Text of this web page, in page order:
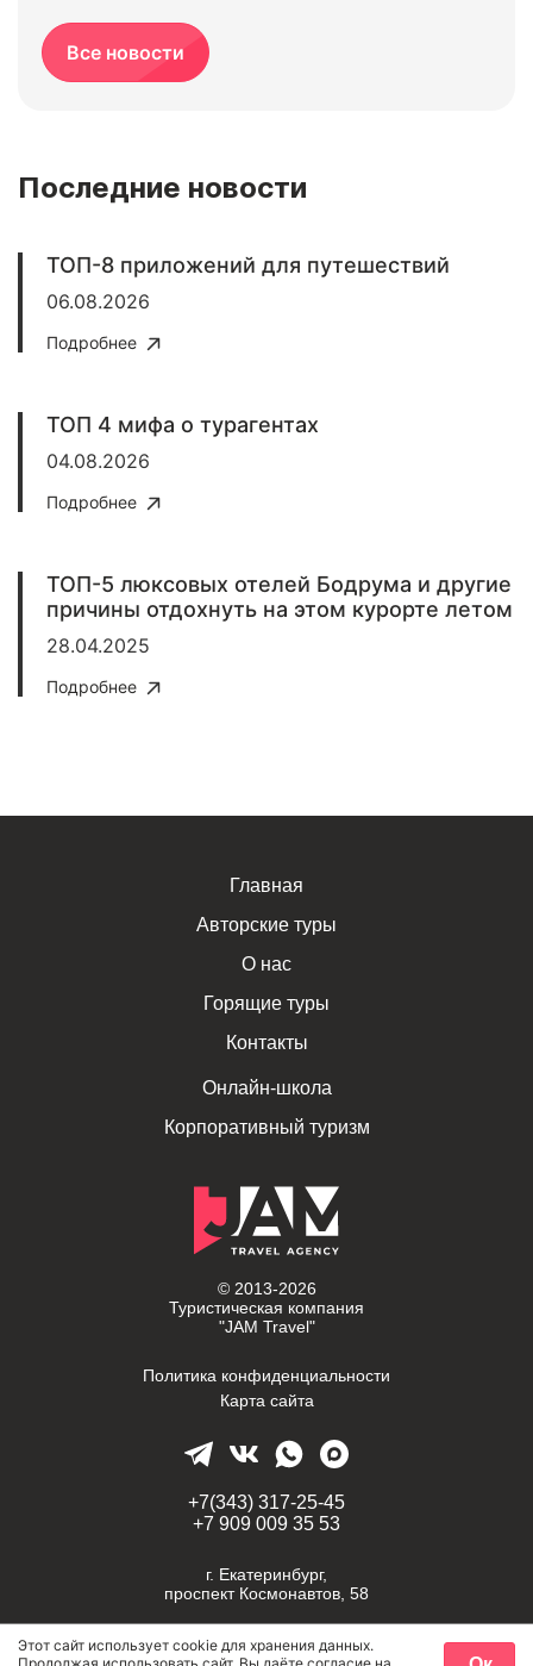
Все новости
Последние новости
ТОП-8 приложений для путешествий
06.08.2026
Подробнее
ТОП 4 мифа о турагентах
04.08.2026
Подробнее
ТОП-5 люксовых отелей Бодрума и другие
причины отдохнуть на этом курорте летом
28.04.2025
Подробнее
© 2013-2026
Туристическая компания
"JAM Travel"
Политика конфиденциальности
Карта сайта
Главная
Авторские туры
О нас
Горящие туры
Контакты
Онлайн-школа
Корпоративный туризм
+7(343) 317-25-45
+7 909 009 35 53
г. Екатеринбург,
проспект Космонавтов, 58
travel-jam@mail.ru
Этот сайт использует cookie для хранения данных.